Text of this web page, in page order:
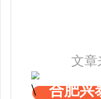
文章
合肥兴